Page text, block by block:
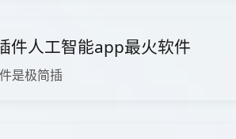
件人工智能app最火软件
是极简插